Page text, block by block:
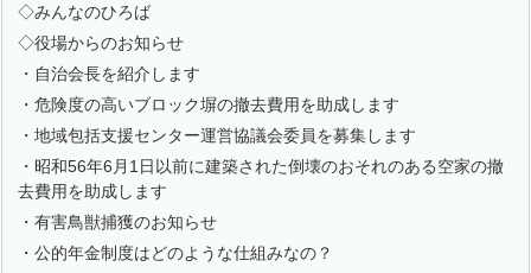
◇みんなのひろば
◇役場からのお知らせ
・自治会長を紹介します
・危険度の高いブロック塀の撤去費用を助成します
・地域包括支援センター運営協議会委員を募集します
・昭和56年6月1日以前に建築された倒壊のおそれのある空家の撤
去費用を助成します
・有害鳥獣捕獲のお知らせ
・公的年金制度はどのような仕組みなの？